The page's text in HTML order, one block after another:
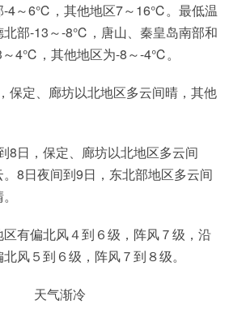
-4～6℃，其他地区7～16℃。最低温
北部-13～-8℃，唐山、秦皇岛南部和
4℃，其他地区为-8～-4℃。
保定、廊坊以北地区多云间晴，其他
8日，保定、廊坊以北地区多云间
8日夜间到9日，东北部地区多云间
有偏北风４到６级，阵风７级，沿
风５到６级，阵风７到８级。
天气渐冷